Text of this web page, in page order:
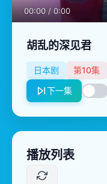
00:00 / 0:00
胡乱的深见君
日本剧 第10集
下一集
播放列表